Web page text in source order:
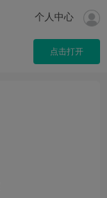
个人中心
点击打开